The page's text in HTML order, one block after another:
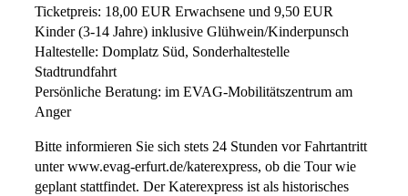
Ticketpreis: 18,00 EUR Erwachsene und 9,50 EUR
Kinder (3-14 Jahre) inklusive Glühwein/Kinderpunsch
Haltestelle: Domplatz Süd, Sonderhaltestelle
Stadtrundfahrt
Persönliche Beratung: im EVAG-Mobilitätszentrum am
Anger
Bitte informieren Sie sich stets 24 Stunden vor Fahrtantritt
unter www.evag-erfurt.de/katerexpress, ob die Tour wie
geplant stattfindet. Der Katerexpress ist als historisches